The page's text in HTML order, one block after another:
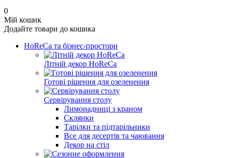
0
Мій кошик
Додайте товари до кошика
HoReCa та бізнес-простори
Літній декор HoReCa
Готові рішення для озеленення
Сервірування столу
Лимонадниці з краном
Склянки
Тарілки та підтарільники
Все для десертів та чаювання
Декор на стіл